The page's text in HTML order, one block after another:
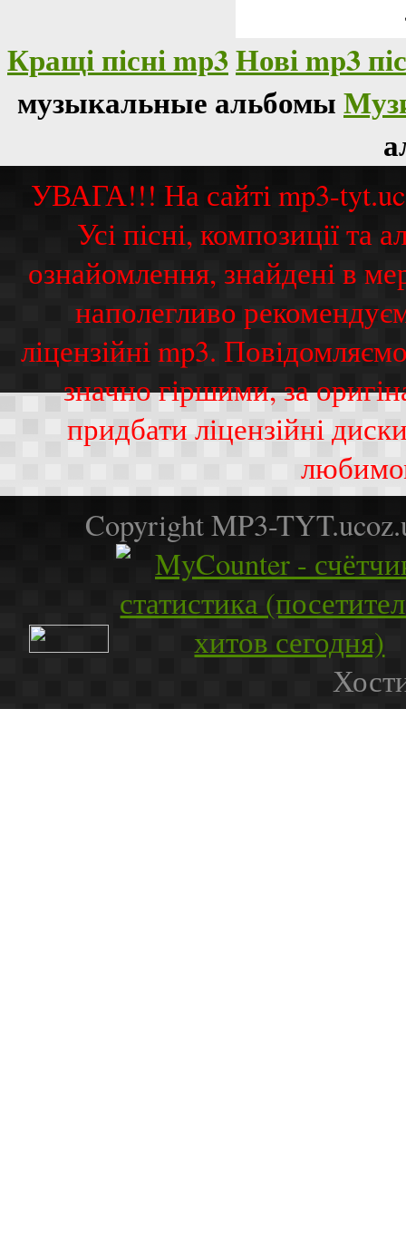
Кращі пісні mp3Нові mp3
музыкальные альбомы
УВАГА!!! На сайті mp3-
Усі пісні, композиції
ознайомлення, знайдені в
наполегливо
ліцензійні mp3.
значно гіршими, за
придбати ліцензійні
Copyright MP3-